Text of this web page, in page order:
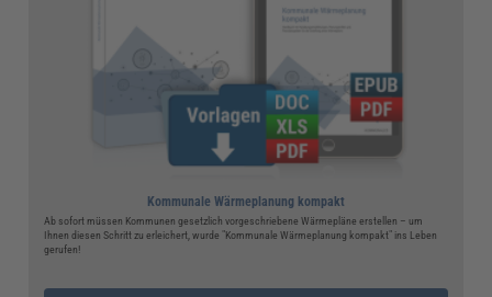
Kommunale Wärmeplanung kompakt
Ab sofort müssen Kommunen gesetzlich vorgeschriebene Wärmepläne erstellen – um
Ihnen diesen Schritt zu erleichert, wurde "Kommunale Wärmeplanung kompakt" ins Leben
gerufen!